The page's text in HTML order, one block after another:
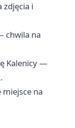
zdjęcia i
chwila na
Kalenicy —
na